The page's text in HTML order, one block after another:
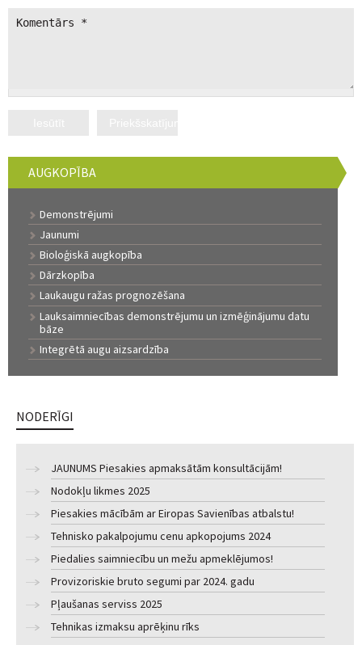
AUGKOPĪBA
Demonstrējumi
Jaunumi
Bioloģiskā augkopība
Dārzkopība
Laukaugu ražas prognozēšana
Lauksaimniecības demonstrējumu un izmēģinājumu datu
bāze
Integrētā augu aizsardzība
NODERĪGI
JAUNUMS Piesakies apmaksātām konsultācijām!
Nodokļu likmes 2025
Piesakies mācībām ar Eiropas Savienības atbalstu!
Tehnisko pakalpojumu cenu apkopojums 2024
Piedalies saimniecību un mežu apmeklējumos!
Provizoriskie bruto segumi par 2024. gadu
Pļaušanas serviss 2025
Tehnikas izmaksu aprēķinu rīks